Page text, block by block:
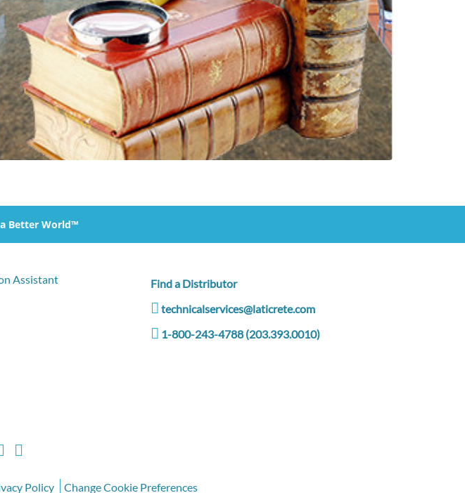
Better World™
Assistant
Find a Distributor
technicalservices@laticrete.com
1-800-243-4788 (203.393.0010)
Policy Change Cookie Preferences